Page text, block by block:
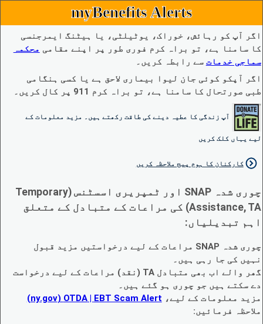
myBenefits Alerts
اگر آپ کو رہائش، خوراک، یوٹیلٹی، یا ہیٹنگ ایمرجنسی
کا سامنا ہے، تو براہ کرم فوری طور پر اپنے مقامی محکمہ
سماجی خدمات سے رابطہ کریں۔
اگر آپکو کوئی جان لیوا بیماری لاحق ہے یا کسی ہنگامی
طبی صورتحال کا سامنا ہے، تو براہ کرم 911 پر کال کریں۔
آپ زندگی کا عطیہ دینے کی طاقت رکھتے ہیں۔ مزید معلومات کے
لیے یہاں کلک کریں
کارکنان کا ہوم پیج ملاحظہ کریں
چوری شدہ SNAP اور ٹمپریری اسسٹنس (Temporary
Assistance, TA) کی مراعات کے متبادل کے متعلق
اہم تبدیلیاں:
چوری شدہ SNAP مراعات کے لیے درخواستیں مزید قبول
نہیں کی جا رہی ہیں۔
گھر والے اب بھی متبادل TA (نقد) مراعات کے لیے درخواست
دے سکتے ہیں جو چوری ہو گئے ہیں۔
مزید معلومات کے لیے، EBT Scam Alert ‏| OTDA ‏(ny.gov)
ملاحظہ فرمائیں: